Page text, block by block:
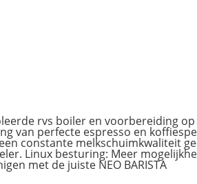
rvs boiler en voorbereiding
van perfecte espresso en
constante melkschuimkwaliteit
Linux besturing: Meer
met de juiste NEO BARISTA